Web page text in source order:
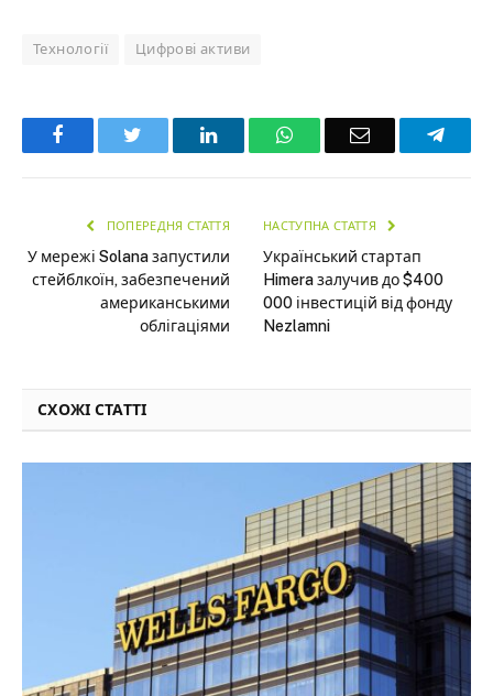
Технології Цифрові активи
Facebook LinkedInWhatsAppEmail
ПОПЕРЕДНЯ СТАТТЯ
У мережі Solana запустили
стейблкоїн, забезпечений
американськими
облігаціями
НАСТУПНА СТАТТЯ
Український стартап
Himera залучив до $400
000 інвестицій від фонду
Nezlamni
СХОЖІ СТАТТІ